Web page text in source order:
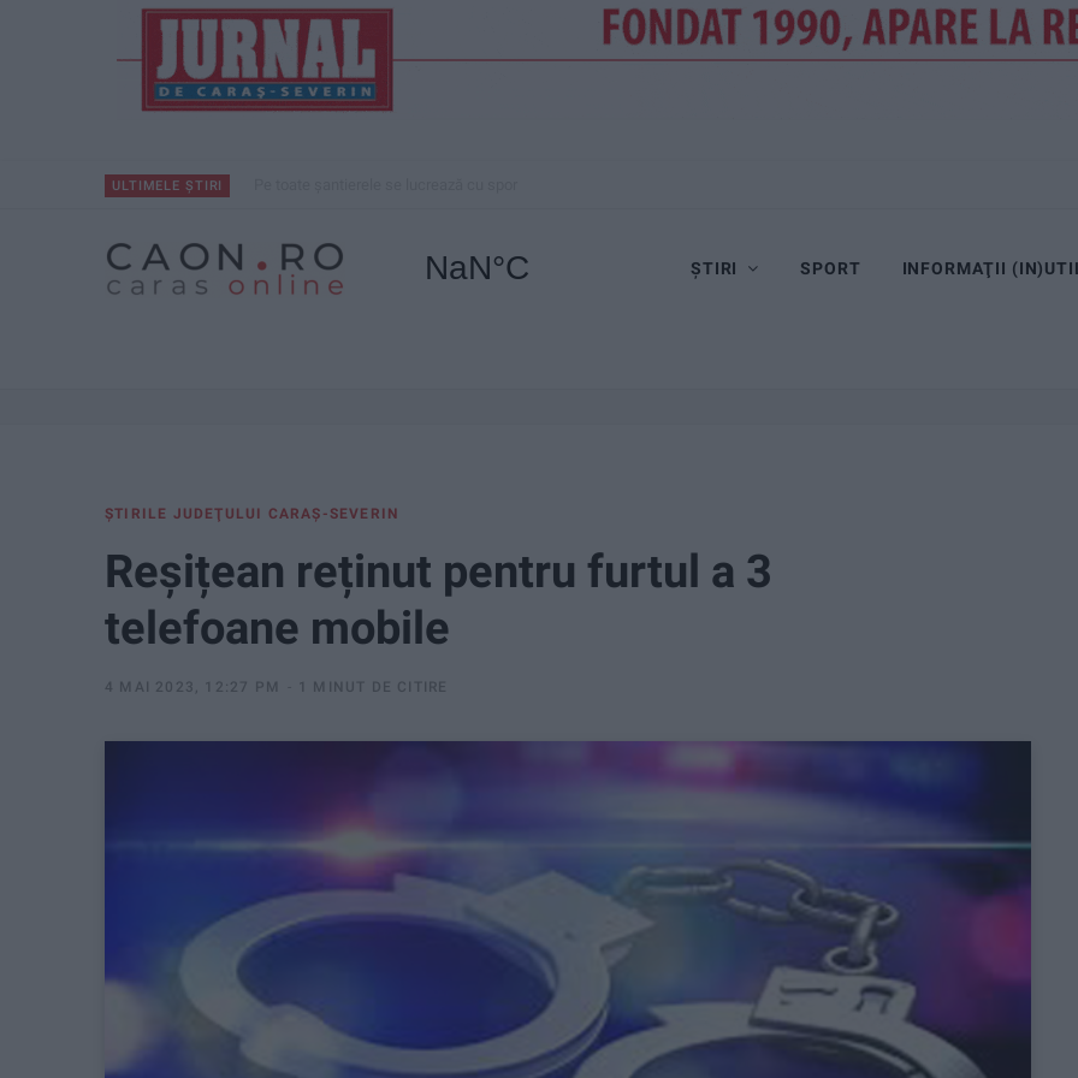
ULTIMELE ȘTIRI
ȘTIRI SPORT INFORMAŢII
ŞTIRILE JUDEŢULUI CARAŞ-SEVERIN
Reșițean reținut pentru furtul a 3
telefoane mobile
4 MAI 2023, 12:27 PM 1 MINUT DE CITIRE